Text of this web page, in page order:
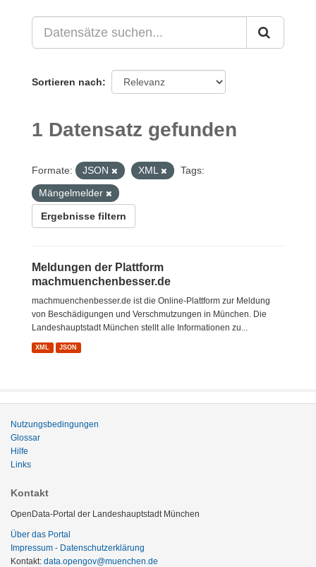
Sortieren nach
1 Datensatz gefunden
Formate: JSON XML
Tags:
Mängelmelder
Ergebnisse filtern
Meldungen der Plattform
machmuenchenbesser.de
machmuenchenbesser.de ist die Online-Plattform zur Meldung
von Beschädigungen und Verschmutzungen in München. Die
Landeshauptstadt München stellt alle Informationen zu...
XML JSON
Nutzungsbedingungen
Glossar
Hilfe
Links
Kontakt
OpenData-Portal der Landeshauptstadt München
Über das Portal
Impressum - Datenschutzerklärung
Kontakt: data.opengov@muenchen.de